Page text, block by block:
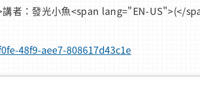
者：發光小魚<span lang="EN-US">(</
48f9-aee7-808617d43c1e